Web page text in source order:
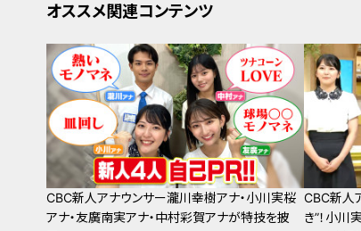
オススメ関連コンテンツ
CBC新人アナウンサー瀧川幸樹アナ・小川実桜
アナ・友廣南実アナ・中村彩賀アナが特技を披
CBC新人
き”！小川